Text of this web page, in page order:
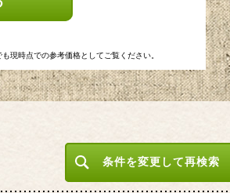
現時点での参考価格としてご覧ください。
条件を変更して再検索